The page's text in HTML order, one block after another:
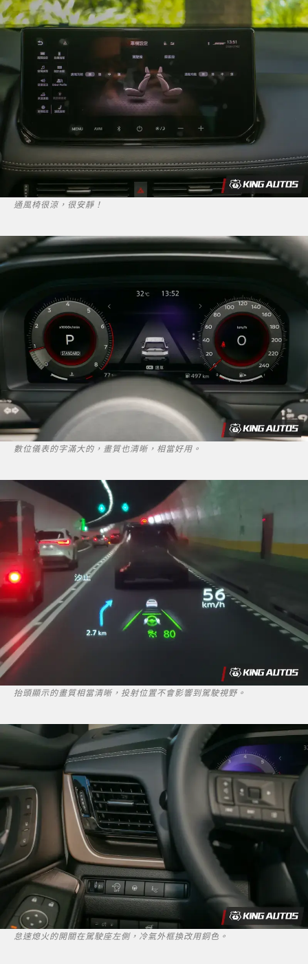
通風椅很涼，很安靜！
數位儀表的字滿大的，畫質也清晰，相當好用。
抬頭顯示的畫質相當清晰，投射位置不會影響到駕駛視野。
怠速熄火的開關在駕駛座左側，冷氣外框換改用銅色。